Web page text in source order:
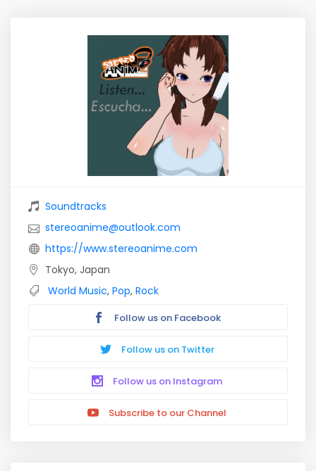
Soundtracks
stereoanime@outlook.com
https://www.stereoanime.com
Tokyo, Japan
World Music, Pop, Rock
Follow us on Facebook
Follow us on Twitter
Follow us on Instagram
Subscribe to our Channel